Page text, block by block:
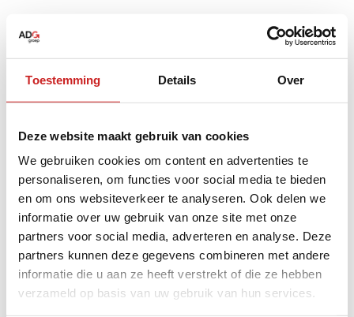
Toestemming Details Over
Deze website maakt gebruik van cookies
We gebruiken cookies om content en advertenties te
personaliseren, om functies voor social media te bieden
en om ons websiteverkeer te analyseren. Ook delen we
informatie over uw gebruik van onze site met onze
partners voor social media, adverteren en analyse. Deze
partners kunnen deze gegevens combineren met andere
informatie die u aan ze heeft verstrekt of die ze hebben
verzameld op basis van uw gebruik van hun services.